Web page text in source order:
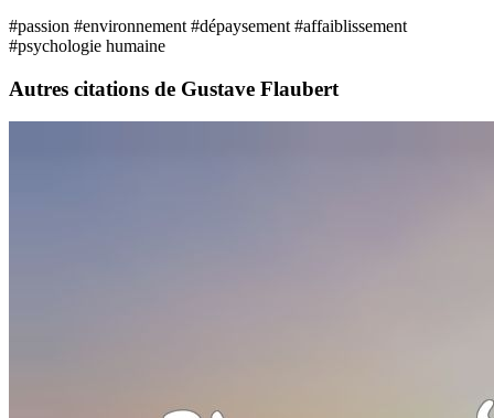
#passion #environnement #dépaysement #affaiblissement
#psychologie humaine
Autres citations de Gustave Flaubert